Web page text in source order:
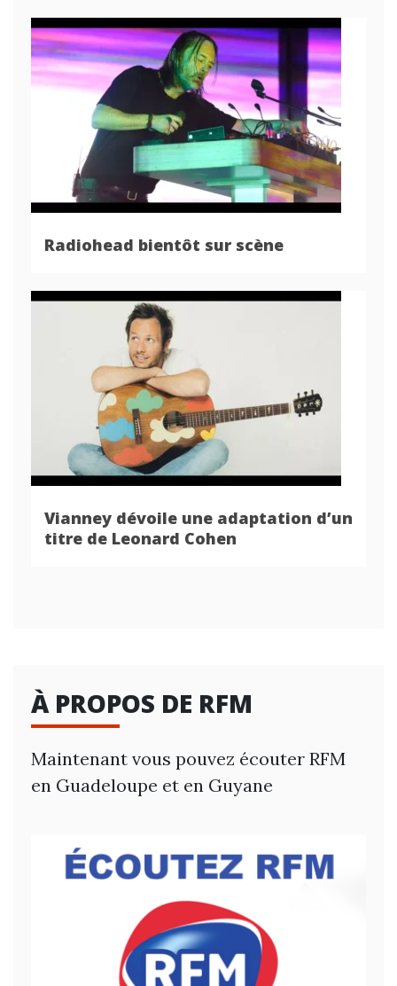
Radiohead bientôt sur scène
Vianney dévoile une adaptation d’un
titre de Leonard Cohen
À PROPOS DE RFM
Maintenant vous pouvez écouter RFM
en Guadeloupe et en Guyane